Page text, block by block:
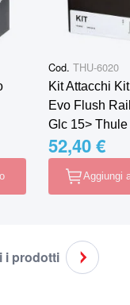
Cod. THU-6020
Kit Attacchi
Evo Flush
Glc 15>
52,40 €
Aggiungi
la paginaPagina
Pagina
i prodotti